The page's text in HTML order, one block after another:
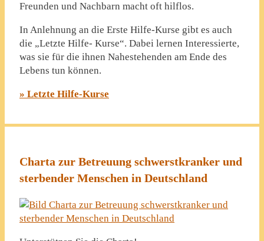
Freunden und Nachbarn macht oft hilflos.
In Anlehnung an die Erste Hilfe-Kurse gibt es auch
die „Letzte Hilfe- Kurse“. Dabei lernen Interessierte,
was sie für die ihnen Nahestehenden am Ende des
Lebens tun können.
» Letzte Hilfe-Kurse
Charta zur Betreuung schwerstkranker und
sterbender Menschen in Deutschland